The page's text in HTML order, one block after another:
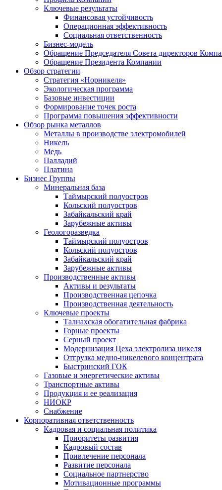
Ключевые результаты
Финансовая устойчивость
Операционная эффективность
Социальная ответственность
Бизнес-модель
Обращение Председателя Совета директоров
Обращение Президента Компании
Обзор стратегии
Стратегия «Норникеля»
Экологическая программа
Базовые инвестиции
Формирование точек роста
Программа повышения эффективности
Обзор рынка металлов
Металлы в производстве электромобилей
Никель
Медь
Палладий
Платина
Бизнес Группы
Минеральная база
Таймырский полуостров
Кольский полуостров
Забайкальский край
Зарубежные активы
Геологоразведка
Таймырский полуостров
Кольский полуостров
Забайкальский край
Зарубежные активы
Производственные активы
Активы и результаты
Производственная цепочка
Производственная деятельность
Ключевые проекты
Талнахская обогатительная фабрика
Горные проекты
Серный проект
Модернизация Цеха электролиза никеля
Отгрузка медно-никелевого концентрата
Быстринский ГОК
Газовые и энергетические активы
Транспортные активы
Продукция и ее реализация
НИОКР
Снабжение
Корпоративная ответственность
Кадровая и социальная политика
Приоритеты развития
Кадровый состав
Привлечение персонала
Развитие персонала
Социальное партнерство
Мотивационные программы